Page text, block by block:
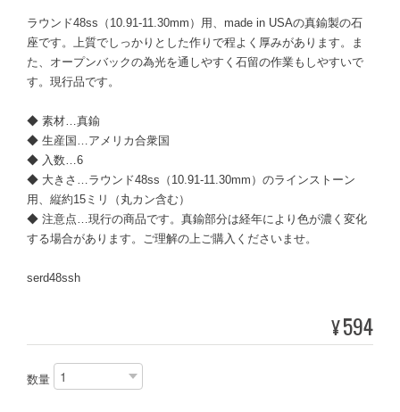
ラウンド48ss（10.91-11.30mm）用、made in USAの真鍮製の石
座です。上質でしっかりとした作りで程よく厚みがあります。ま
た、オープンバックの為光を通しやすく石留の作業もしやすいで
す。現行品です。
◆ 素材…真鍮
◆ 生産国…アメリカ合衆国
◆ 入数…6
◆ 大きさ…ラウンド48ss（10.91-11.30mm）のラインストーン
用、縦約15ミリ（丸カン含む）
◆ 注意点…現行の商品です。真鍮部分は経年により色が濃く変化
する場合があります。ご理解の上ご購入くださいませ。
serd48ssh
¥594
数量